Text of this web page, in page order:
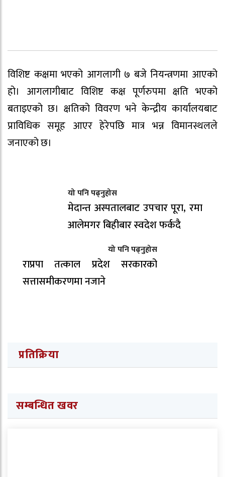
विशिष्ट कक्षमा भएको आगलागी ७ बजे नियन्त्रणमा आएको
हो। आगलागीबाट विशिष्ट कक्ष पूर्णरुपमा क्षति भएको
बताइएको छ। क्षतिको विवरण भने केन्द्रीय कार्यालयबाट
प्राविधिक समूह आएर हेरेपछि मात्र भन्न विमानस्थलले
जनाएको छ।
यो पनि पढ्नुहोस
मेदान्त अस्पतालबाट उपचार पूरा, रमा
आलेमगर बिहीबार स्वदेश फर्कदै
यो पनि पढ्नुहोस
राप्रपा तत्काल प्रदेश सरकारको
सत्तासमीकरणमा नजाने
प्रतिक्रिया
सम्बन्धित खवर